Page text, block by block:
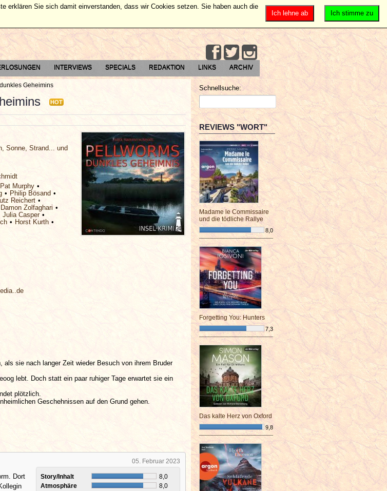
INTERVIEWS SPECIALS REDAKTION LINKS ARCHIV
Geheimins
HOT
Sonne, Strand... und
Pat Murphy
Philip Bösand
Reichert
Damon Zolfaghari
Julia Casper
Horst Kurth
als sie nach langer Zeit wieder Besuch von ihrem Bruder
lebt. Doch statt ein paar ruhiger Tage erwartet sie ein
plötzlich.
Geschehnissen auf den Grund gehen.
05. Februar 2023
Story/Inhalt
8,0
Atmosphäre
8,0
Dort
Schnellsuche:
REVIEWS "WORT"
Madame le Commissaire
und die tödliche Rallye
8,0
¯¯¯¯¯¯¯¯¯¯¯¯¯¯¯¯¯¯¯¯¯¯¯¯
Forgetting You: Hunters
7,3
¯¯¯¯¯¯¯¯¯¯¯¯¯¯¯¯¯¯¯¯¯¯¯¯
Das kalte Herz von Oxford
9,8
¯¯¯¯¯¯¯¯¯¯¯¯¯¯¯¯¯¯¯¯¯¯¯¯
Ich stimme zu
Ich lehne ab
erklären Sie sich damit einverstanden, dass wir Cookies setzen. Sie haben auch die